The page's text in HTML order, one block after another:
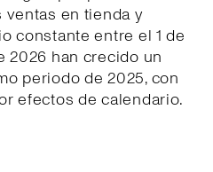
en tienda y
constante entre el 1 de
2026 han crecido un
periodo de 2025, con
efectos de calendario.